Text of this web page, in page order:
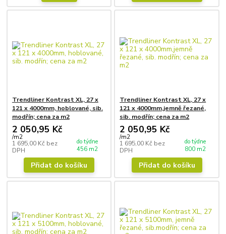
Trendliner Kontrast XL, 27 x
121 x 4000mm, hoblované, sib.
modřín; cena za m2
2 050,95 Kč
/m2
1 695,00 Kč bez
DPH
do týdne
456 m2
Přidat do košíku
Trendliner Kontrast XL, 27 x
121 x 4000mm,jemně řezané,
sib. modřín; cena za m2
2 050,95 Kč
/m2
1 695,00 Kč bez
DPH
do týdne
800 m2
Přidat do košíku